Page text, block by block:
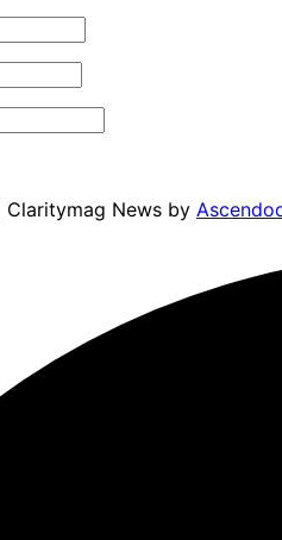
| Claritymag News by